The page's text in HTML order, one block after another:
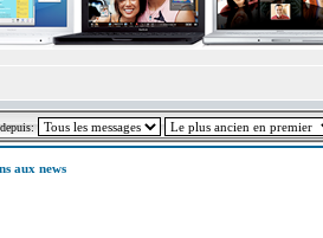
depuis:
aux news